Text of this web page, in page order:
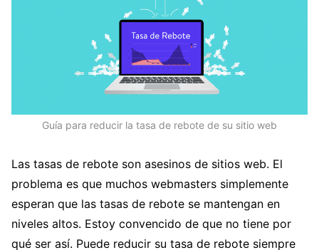
Guía para reducir la tasa de rebote de su sitio web
Las tasas de rebote son asesinos de sitios web. El
problema es que muchos webmasters simplemente
esperan que las tasas de rebote se mantengan en
niveles altos. Estoy convencido de que no tiene por
qué ser así. Puede reducir su tasa de rebote siempre